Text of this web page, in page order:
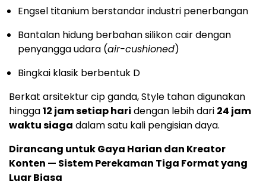
Engsel titanium berstandar industri penerbangan
Bantalan hidung berbahan silikon cair dengan
penyangga udara (air-cushioned)
Bingkai klasik berbentuk D
Berkat arsitektur cip ganda, Style tahan digunakan
hingga12 jam setiap hari dengan lebih dari 24 jam
waktu siaga dalam satu kali pengisian daya.
Dirancang untukGaya Harian dan Kreator
Konten — Sistem Perekaman Tiga Format yang
Luar Biasa